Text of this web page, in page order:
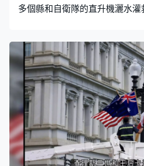
多個縣和自衛隊的直升機灑水
災。 當局向大槌町三分一居民
示。大槌町連續第九天發出乾
周都不會下雨。